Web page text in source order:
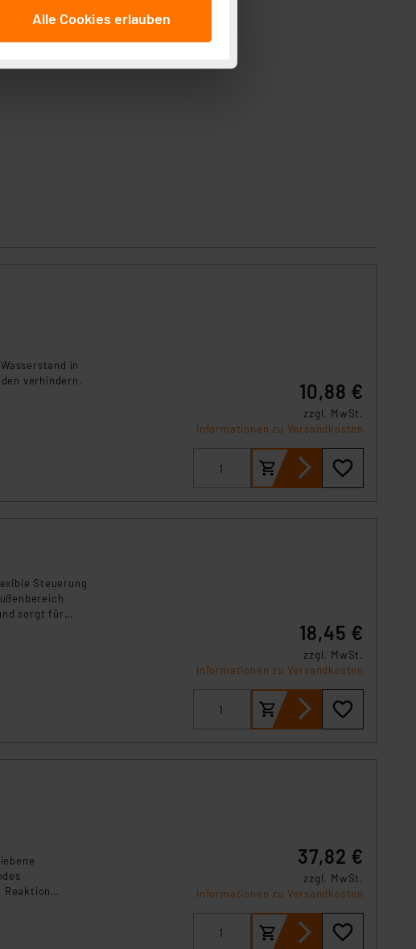
Verarbeitungszwecke (Art. 6
Anbieter ist durch Klick auf den
Link „Cookie Einstellungen“
dieser Daten zur
Browser-Einstellungen können
Banner erneut angezeigt wird.
USA als Land mit unzureichendem
der Europäischen
der Art der übermittelten
Alle Cookies erlauben
in
verhindern.
10,88 €
zzgl. MwSt.
Informationen zu Versandkosten
Steuerung
sorgt für
18,45 €
zzgl. MwSt.
Informationen zu Versandkosten
Reaktion
37,82 €
zzgl. MwSt.
Informationen zu Versandkosten